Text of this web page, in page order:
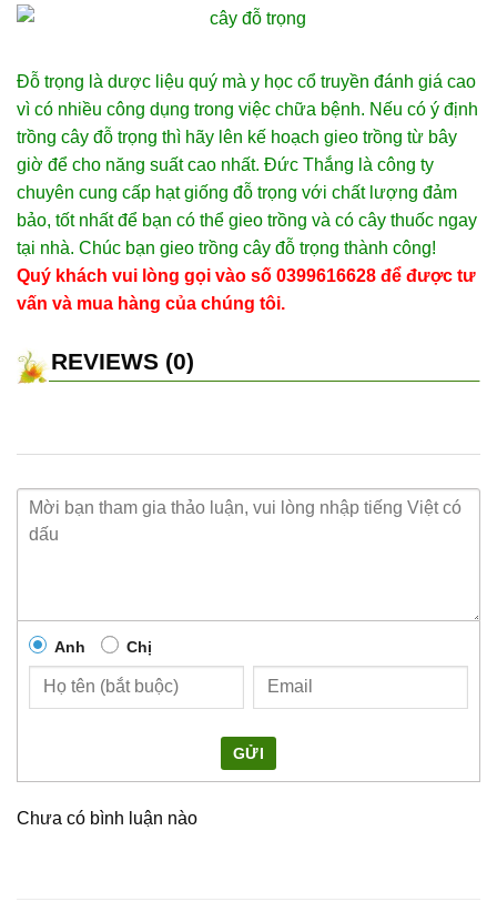
Đỗ trọng là dược liệu quý mà y học cổ truyền đánh giá cao
vì có nhiều công dụng trong việc chữa bệnh. Nếu có ý định
trồng cây đỗ trọng thì hãy lên kế hoạch gieo trồng từ bây
giờ để cho năng suất cao nhất. Đức Thắng là công ty
chuyên cung cấp hạt giống đỗ trọng với chất lượng đảm
bảo, tốt nhất để bạn có thể gieo trồng và có cây thuốc ngay
tại nhà. Chúc bạn gieo trồng cây đỗ trọng thành công!
Quý khách vui lòng gọi vào số 0399616628 để được tư
vấn và mua hàng của chúng tôi.
REVIEWS (0)
Anh Chị
GỬI
Chưa có bình luận nào